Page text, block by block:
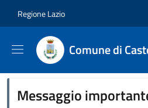
Regione Lazio
Comune di
Messaggio